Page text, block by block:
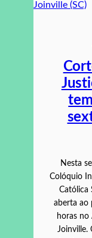
Nesta
Colóquio
Católica
aberta ao
horas
Joinville.